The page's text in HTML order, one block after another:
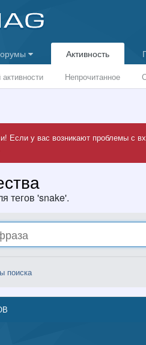
Активность
Непрочитанное
Если у вас возникают проблемы с
тегов 'snake'.
поиска